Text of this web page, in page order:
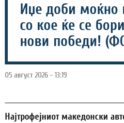
Иџе доби моќно
со кое ќе се
нови победи!
05 август 2026 - 13:19
Најтрофејниот македонски